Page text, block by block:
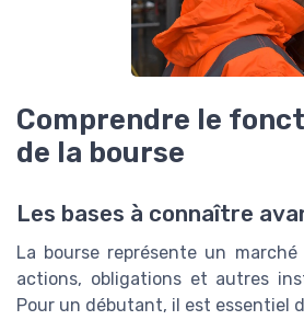
Comprendre le
de la bourse
Les bases à connaître
La bourse représente un marché
actions, obligations et autres
Pour un débutant, il est essentiel